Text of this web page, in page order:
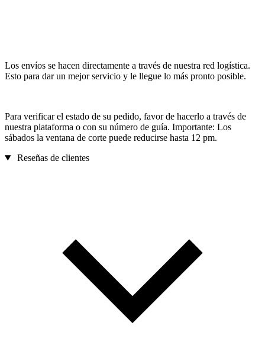
Los envíos se hacen directamente a través de nuestra red logística.
Esto para dar un mejor servicio y le llegue lo más pronto posible.
Para verificar el estado de su pedido, favor de hacerlo a través de
nuestra plataforma o con su número de guía. Importante: Los
sábados la ventana de corte puede reducirse hasta 12 pm.
Reseñas de clientes